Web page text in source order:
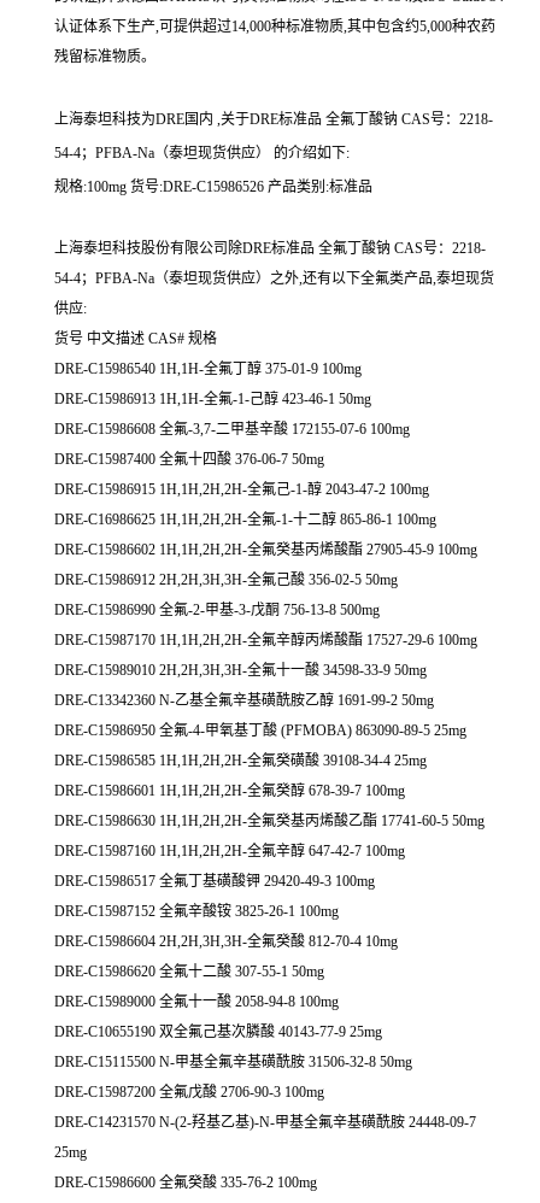
认证体系下生产,可提供超过14,000种标准物质,其中包含约5,000种农药
残留标准物质。
上海泰坦科技为DRE国内 ,关于DRE标准品 全氟丁酸钠 CAS号：2218-
54-4；PFBA-Na（泰坦现货供应） 的介绍如下:
规格:100mg 货号:DRE-C15986526 产品类别:标准品
上海泰坦科技股份有限公司除DRE标准品 全氟丁酸钠 CAS号：2218-
54-4；PFBA-Na（泰坦现货供应）之外,还有以下全氟类产品,泰坦现货
供应:
货号 中文描述 CAS# 规格
DRE-C15986540 1H,1H-全氟丁醇 375-01-9 100mg
DRE-C15986913 1H,1H-全氟-1-己醇 423-46-1 50mg
DRE-C15986608 全氟-3,7-二甲基辛酸 172155-07-6 100mg
DRE-C15987400 全氟十四酸 376-06-7 50mg
DRE-C15986915 1H,1H,2H,2H-全氟己-1-醇 2043-47-2 100mg
DRE-C16986625 1H,1H,2H,2H-全氟-1-十二醇 865-86-1 100mg
DRE-C15986602 1H,1H,2H,2H-全氟癸基丙烯酸酯 27905-45-9 100mg
DRE-C15986912 2H,2H,3H,3H-全氟己酸 356-02-5 50mg
DRE-C15986990 全氟-2-甲基-3-戊酮 756-13-8 500mg
DRE-C15987170 1H,1H,2H,2H-全氟辛醇丙烯酸酯 17527-29-6 100mg
DRE-C15989010 2H,2H,3H,3H-全氟十一酸 34598-33-9 50mg
DRE-C13342360 N-乙基全氟辛基磺酰胺乙醇 1691-99-2 50mg
DRE-C15986950 全氟-4-甲氧基丁酸 (PFMOBA) 863090-89-5 25mg
DRE-C15986585 1H,1H,2H,2H-全氟癸磺酸 39108-34-4 25mg
DRE-C15986601 1H,1H,2H,2H-全氟癸醇 678-39-7 100mg
DRE-C15986630 1H,1H,2H,2H-全氟癸基丙烯酸乙酯 17741-60-5 50mg
DRE-C15987160 1H,1H,2H,2H-全氟辛醇 647-42-7 100mg
DRE-C15986517 全氟丁基磺酸钾 29420-49-3 100mg
DRE-C15987152 全氟辛酸铵 3825-26-1 100mg
DRE-C15986604 2H,2H,3H,3H-全氟癸酸 812-70-4 10mg
DRE-C15986620 全氟十二酸 307-55-1 50mg
DRE-C15989000 全氟十一酸 2058-94-8 100mg
DRE-C10655190 双全氟己基次膦酸 40143-77-9 25mg
DRE-C15115500 N-甲基全氟辛基磺酰胺 31506-32-8 50mg
DRE-C15987200 全氟戊酸 2706-90-3 100mg
DRE-C14231570 N-(2-羟基乙基)-N-甲基全氟辛基磺酰胺 24448-09-7
25mg
DRE-C15986600 全氟癸酸 335-76-2 100mg